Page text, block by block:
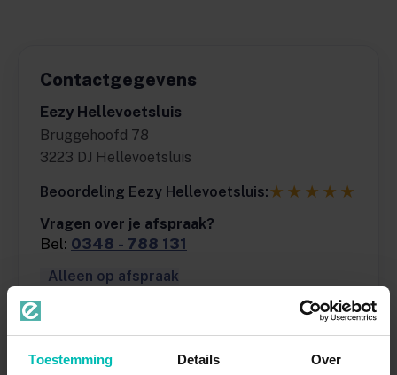
Toestemming Details Over
Contactgegevens
Eezy Hellevoetsluis
Bruggehoofd 78
3223 DJ Hellevoetsluis
Beoordeling Eezy Hellevoetsluis:★★★★★
Vragen over je afspraak?
Bel: 0348 - 788 131
Alleen op afspraak
Maandag
Gesloten
Dinsdag
08:00 - 16:30